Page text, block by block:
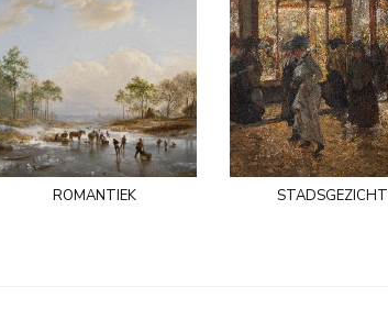
romantiek stadsgezicht